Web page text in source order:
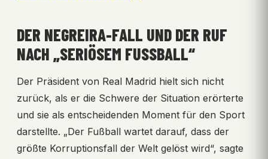
DER NEGREIRA-FALL UND DER RUF
NACH „SERIÖSEM FUSSBALL“
Der Präsident von Real Madrid hielt sich nicht
zurück, als er die Schwere der Situation erörterte
und sie als entscheidenden Moment für den Sport
darstellte. „Der Fußball wartet darauf, dass der
größte Korruptionsfall der Welt gelöst wird“, sagte